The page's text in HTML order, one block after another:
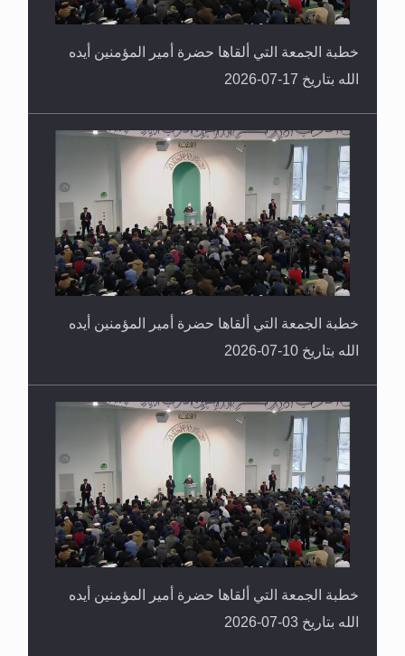
خطبة الجمعة التي ألقاها حضرة أمير المؤمنين أيده
الله بتاريخ 17-07-2026
خطبة الجمعة التي ألقاها حضرة أمير المؤمنين أيده
الله بتاريخ 10-07-2026
خطبة الجمعة التي ألقاها حضرة أمير المؤمنين أيده
الله بتاريخ 03-07-2026